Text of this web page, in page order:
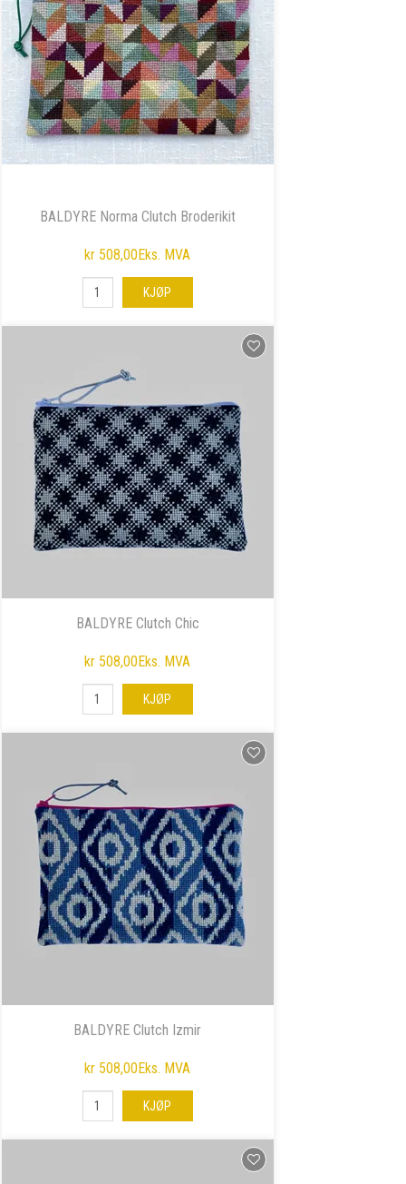
BALDYRE Norma Clutch Broderikit
kr 508,00Eks. MVA
KJØP
BALDYRE Clutch Chic
kr 508,00Eks. MVA
KJØP
BALDYRE Clutch Izmir
kr 508,00Eks. MVA
KJØP